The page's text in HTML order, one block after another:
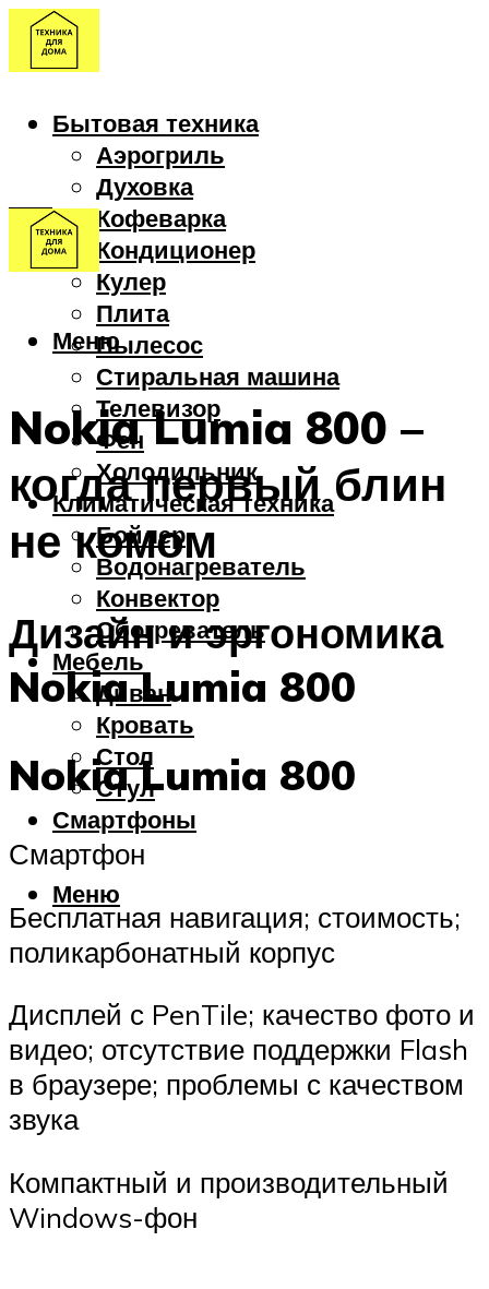
Бытовая техника
Аэрогриль
Духовка
Кофеварка
Кондиционер
Кулер
Плита
Пылесос
Стиральная машина
Телевизор
Фен
Холодильник
Климатическая техника
Бойлер
Водонагреватель
Конвектор
Обогреватель
Мебель
Диван
Кровать
Стол
Стул
Смартфоны
Меню
Меню
Nokia Lumia 800 –
когда первый блин
не комом
Дизайн и эргономика
Nokia Lumia 800
Nokia Lumia 800
Смартфон
Бесплатная навигация; стоимость;
поликарбонатный корпус
Дисплей с PenTile; качество фото и
видео; отсутствие поддержки Flash
в браузере; проблемы с качеством
звука
Компактный и производительный
Windows-фон